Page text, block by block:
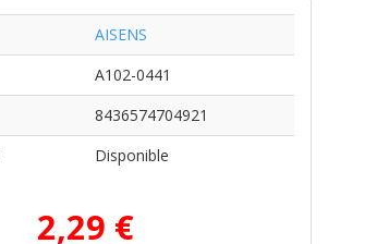
AISENS
A102-0441
8436574704921
Disponible
2,29 €